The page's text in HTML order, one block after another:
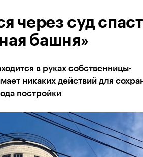
через суд
башня»
в руках собственницы-
никаких действий для
постройки